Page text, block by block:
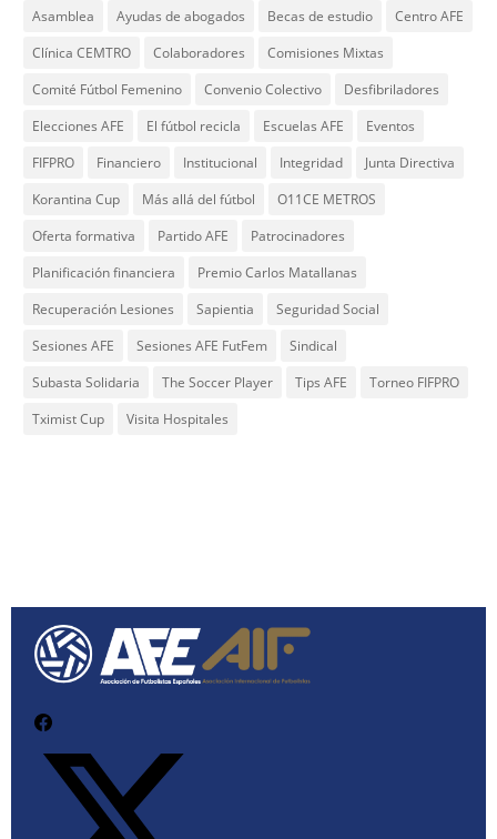
Asamblea
Ayudas de abogados Becas de estudio
Centro AFE
Clínica CEMTRO
Colaboradores
Comisiones Mixtas
Comité Fútbol Femenino
Convenio Colectivo
Desfibriladores
Elecciones AFE
El fútbol recicla Escuelas AFE
Eventos
FIFPRO
Financiero Institucional Integridad
Junta Directiva
Korantina Cup
Más allá del fútbol
O11CE METROS
Oferta formativa
Partido AFE
Patrocinadores
Planificación financiera
Premio Carlos Matallanas
Recuperación Lesiones
Sapientia
Seguridad Social
Sesiones AFE
Sesiones AFE FutFem
Sindical
Subasta Solidaria
The Soccer Player Tips AFE
Torneo FIFPRO
Tximist Cup
Visita Hospitales